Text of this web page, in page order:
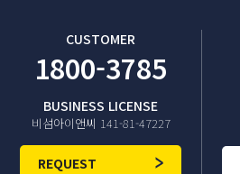
CUSTOMER
1800-3785
BUSINESS LICENSE
비섬아이앤씨 141-81-47227
REQUEST